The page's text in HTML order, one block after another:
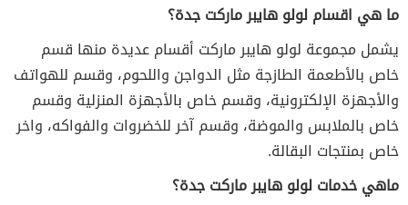
ما هي اقسام لولو هايبر ماركت جدة؟
يشمل مجموعة لولو هايبر ماركت أقسام عديدة منها قسم
خاص بالأطعمة الطازجة مثل الدواجن واللحوم، وقسم للهواتف
والأجهزة الإلكترونية، وقسم خاص بالأجهزة المنزلية وقسم
خاص بالملابس والموضة، وقسم آخر للخضروات والفواكه، واخر
خاص بمنتجات البقالة.
ماهي خدمات لولو هايبر ماركت جدة؟